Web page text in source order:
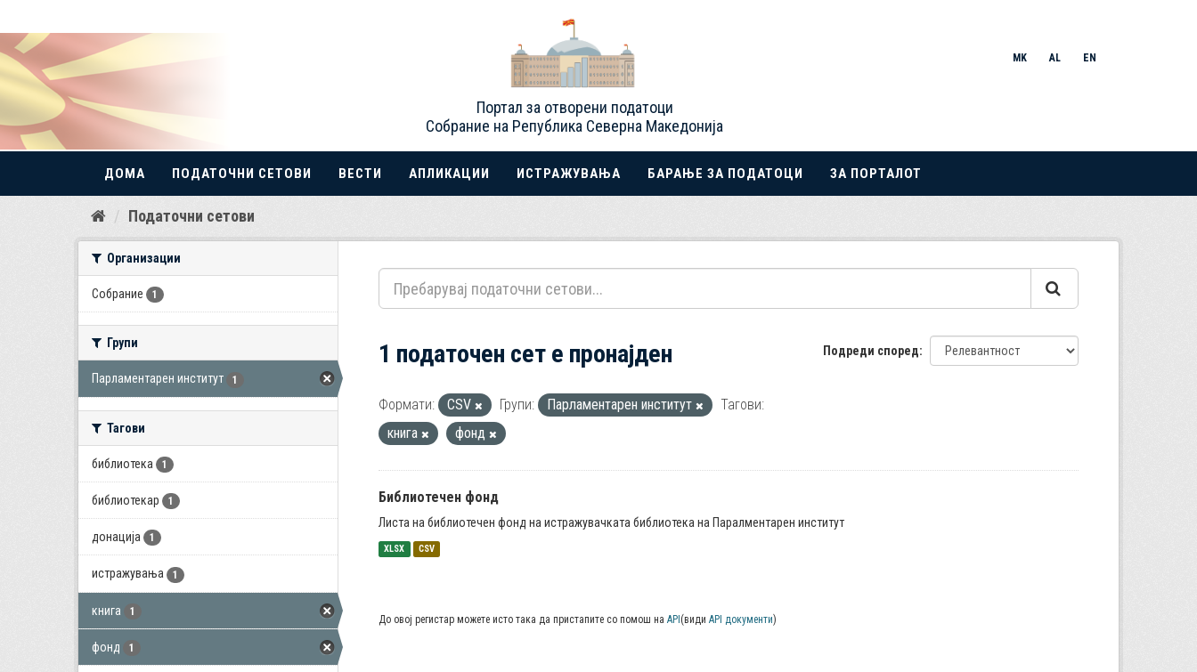
Прескокнете
Портал за отворени податоци
Собрание на Република Северна Македонија
MK AL EN
ДОМА ПОДАТОЧНИ СЕТОВИ ВЕСТИ АПЛИКАЦИИ ИСТРАЖУВАЊА БАРАЊЕ ЗА ПОДАТОЦИ ЗА ПОРТАЛОТ
Податочни сетови
Организации
Собрание 1
Групи
Парламентарен институт 1
Тагови
библиотека 1
библиотекар 1
донација 1
истражувања 1
книга 1
фонд 1
Подреди според
1 податочен сет е пронајден
Формати: CSV Групи: Парламентарен институт
Тагови:
книга
фонд
Библиотечен фонд
Листа на библиотечен фонд на истражувачката библиотека на Паралментарен институт
XLSX CSV
До овој регистар можете исто така да пристапите со помош на API (види API документи)